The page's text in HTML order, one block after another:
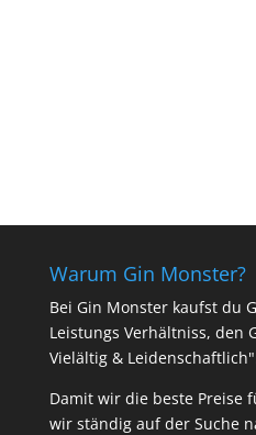
Warum Gin Monster?
Bei Gin Monster kaufst du
Leistungs Verhältniss, den
Vielältig &
Damit wir die beste Preise
wir ständig auf der Suche